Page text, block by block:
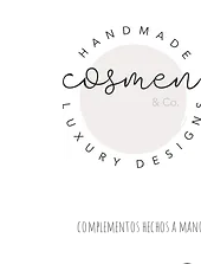
complementos hechos a